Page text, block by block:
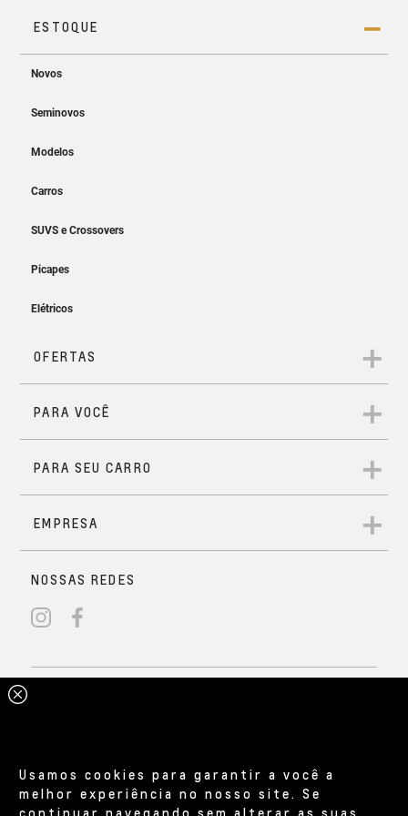
Usamos cookies para garantir a você a
melhor experiência no nosso site. Se
continuar navegando sem alterar as suas